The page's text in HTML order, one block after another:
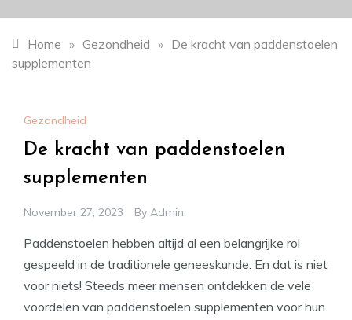
Home » Gezondheid » De kracht van paddenstoelen
supplementen
Gezondheid
De kracht van paddenstoelen
supplementen
November 27, 2023 By Admin
Paddenstoelen hebben altijd al een belangrijke rol
gespeeld in de traditionele geneeskunde. En dat is niet
voor niets! Steeds meer mensen ontdekken de vele
voordelen van paddenstoelen supplementen voor hun